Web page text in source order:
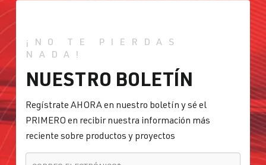
¡NO TE PIERDAS
NADA!
NUESTRO BOLETÍN
Regístrate AHORA en nuestro boletín y sé el
PRIMERO en recibir nuestra información más
reciente sobre productos y proyectos